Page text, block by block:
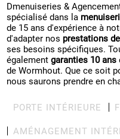
Dmenuiseries &
spécialisé dans la
de 15 ans d'expérience à
d'adapter nos prestations
ses besoins spécifiques.
également garanties 10 ans
de Wormhout. Que ce soit
nous saurons prendre en
PORTE INTÉRIEURE
AMÉNAGEMENT